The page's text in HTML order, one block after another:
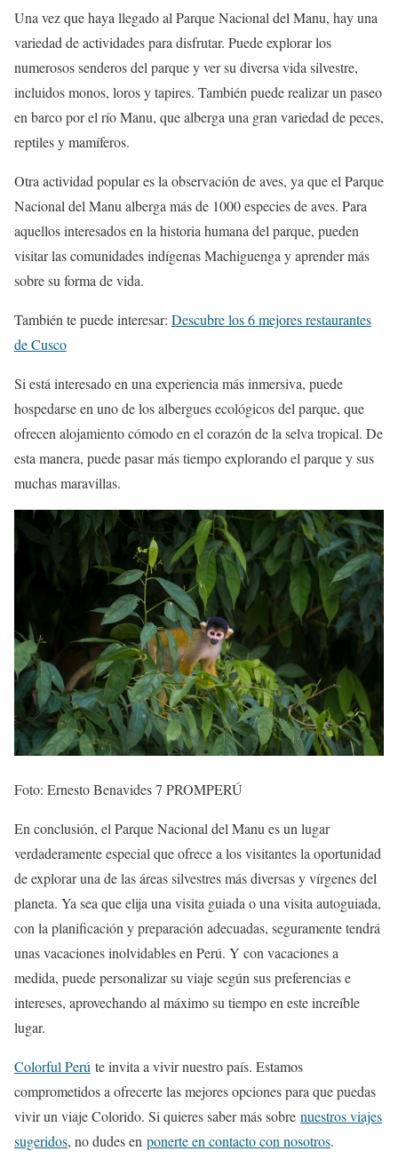
Una vez que haya llegado al Parque Nacional del Manu, hay una
variedad de actividades para disfrutar. Puede explorar los
numerosos senderos del parque y ver su diversa vida silvestre,
incluidos monos, loros y tapires. También puede realizar un paseo
en barco por el río Manu, que alberga una gran variedad de peces,
reptiles y mamíferos.
Otra actividad popular es la observación de aves, ya que el Parque
Nacional del Manu alberga más de 1000 especies de aves. Para
aquellos interesados ​​en la historia humana del parque, pueden
visitar las comunidades indígenas Machiguenga y aprender más
sobre su forma de vida.
También te puede interesar: Descubre los 6 mejores restaurantes
de Cusco
Si está interesado en una experiencia más inmersiva, puede
hospedarse en uno de los albergues ecológicos del parque, que
ofrecen alojamiento cómodo en el corazón de la selva tropical. De
esta manera, puede pasar más tiempo explorando el parque y sus
muchas maravillas.
Foto: Ernesto Benavides 7 PROMPERÚ
En conclusión, el Parque Nacional del Manu es un lugar
verdaderamente especial que ofrece a los visitantes la oportunidad
de explorar una de las áreas silvestres más diversas y vírgenes del
planeta. Ya sea que elija una visita guiada o una visita autoguiada,
con la planificación y preparación adecuadas, seguramente tendrá
unas vacaciones inolvidables en Perú. Y con vacaciones a
medida, puede personalizar su viaje según sus preferencias e
intereses, aprovechando al máximo su tiempo en este increíble
lugar.
Colorful Perú te invita a vivir nuestro país. Estamos
comprometidos a ofrecerte las mejores opciones para que puedas
vivir un viaje Colorido. Si quieres saber más sobre nuestros viajes
sugeridos, no dudes en ponerte en contacto con nosotros.